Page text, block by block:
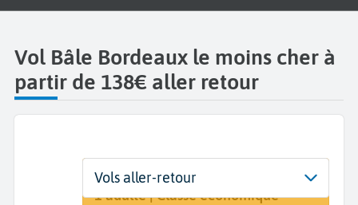
Vol Bâle Bordeaux le moins cher à
partir de 138€ aller retour
Départ
Bâle (BSL)
Dates
2 oct. - 5 oct.
Voyageurs | Classe
1 adulte | Classe économique
Vols aller-retour